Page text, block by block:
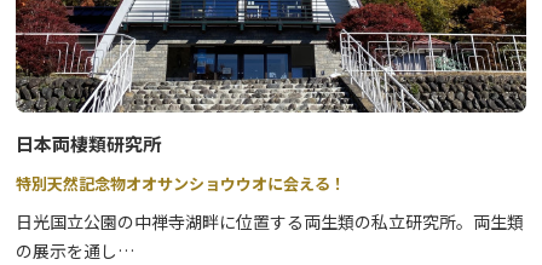
日本両棲類研究所
特別天然記念物オオサンショウウオに会える！
日光国立公園の中禅寺湖畔に位置する両生類の私立研究所。両生類
の展示を通し